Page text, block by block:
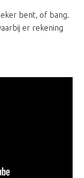
bent, of bang.
er rekening